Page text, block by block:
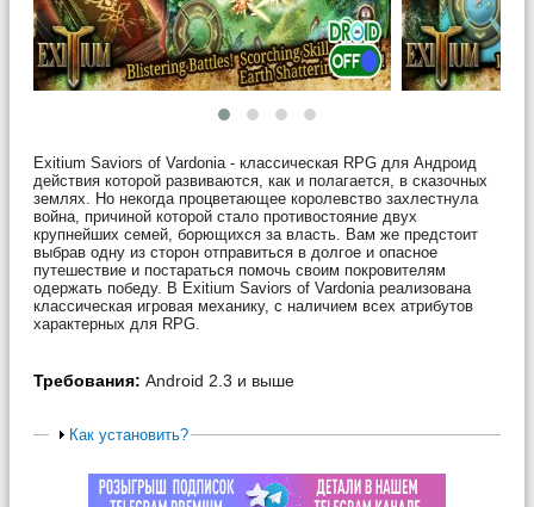
Exitium Saviors of Vardonia - классическая RPG для Андроид
действия которой развиваются, как и полагается, в сказочных
землях. Но некогда процветающее королевство захлестнула
война, причиной которой стало противостояние двух
крупнейших семей, борющихся за власть. Вам же предстоит
выбрав одну из сторон отправиться в долгое и опасное
путешествие и постараться помочь своим покровителям
одержать победу. В Exitium Saviors of Vardonia реализована
классическая игровая механику, с наличием всех атрибутов
характерных для RPG.
Требования: Android 2.3 и выше
Как установить?